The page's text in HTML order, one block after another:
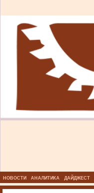
НОВОСТИ АНАЛИТИКА ДАЙДЖЕСТ